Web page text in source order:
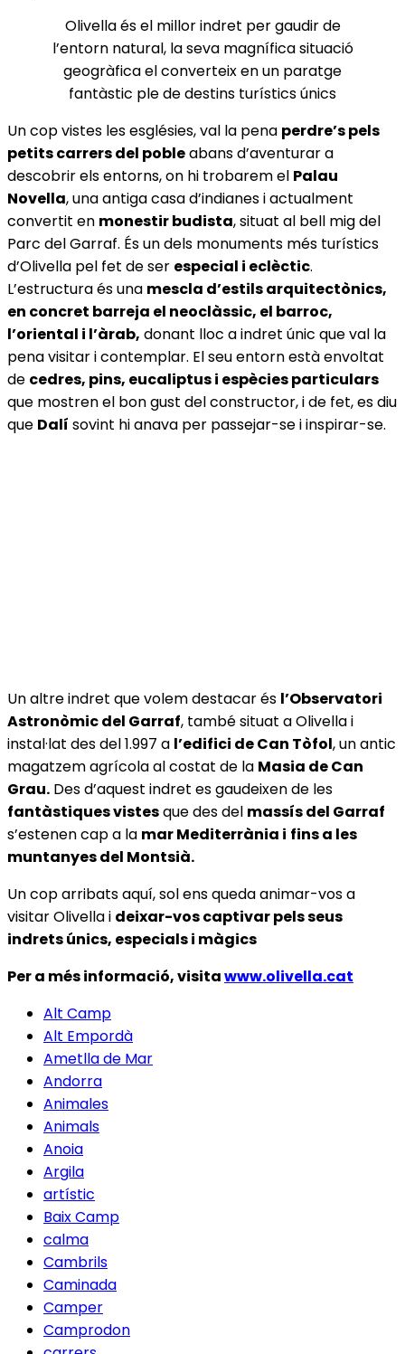
Olivella és el millor indret per gaudir de
l’entorn natural, la seva magnífica situació
geogràfica el converteix en un paratge
fantàstic ple de destins turístics únics
Un cop vistes les esglésies, val la pena perdre’s pels
petits carrers del pobleabans d’aventurar a
descobrir els entorns, on hi trobarem el Palau
Novella, una antiga casa d’indianes i actualment
convertit en monestir budista, situat al bell mig del
Parc del Garraf. És un dels monuments més turístics
d’Olivella pel fet de ser especial i eclèctic.
L’estructura és una mescla d’estils arquitectònics,
en concret barreja el neoclàssic, el barroc,
l’oriental i l’àrab, donant lloc a indret únic que val la
pena visitar i contemplar. El seu entorn està envoltat
de cedres, pins, eucaliptus i espècies particulars
que mostren el bon gust del constructor, i de fet, es diu
que Dalí sovint hi anava per passejar-se i inspirar-se.
Un altre indret que volem destacar és l’Observatori
Astronòmic del Garraf, també situat a Olivella i
instal·lat des del 1.997 a l’edifici de Can Tòfol, un antic
magatzem agrícola al costat de la Masia de Can
Grau. Des d’aquest indret es gaudeixen de les
fantàstiques vistesque des del massís del Garraf
s’estenen cap a la mar Mediterrània i fins a les
muntanyes del Montsià.
Un cop arribats aquí, sol ens queda animar-vos a
visitar Olivella i deixar-vos captivar pels seus
indrets únics, especials i màgics
Per a més informació, visitawww.olivella.cat
Alt Camp
Alt Empordà
Ametlla de Mar
Andorra
Animales
Animals
Anoia
Argila
artístic
Baix Camp
calma
Cambrils
Caminada
Camper
Camprodon